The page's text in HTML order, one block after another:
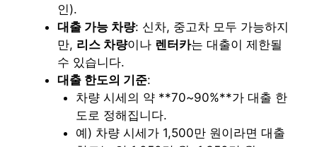
인).
대출 가능 차량: 신차, 중고차 모두 가능하지
만, 리스 차량이나 렌터카는 대출이 제한될
수 있습니다.
대출 한도의 기준:
차량 시세의 약 **70~90%**가 대출 한
도로 정해집니다.
예) 차량 시세가 1,500만 원이라면 대출